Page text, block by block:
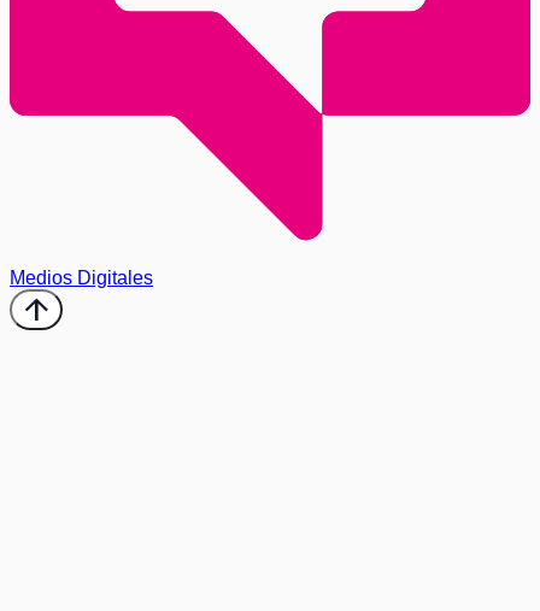
Medios Digitales
arrow_upward